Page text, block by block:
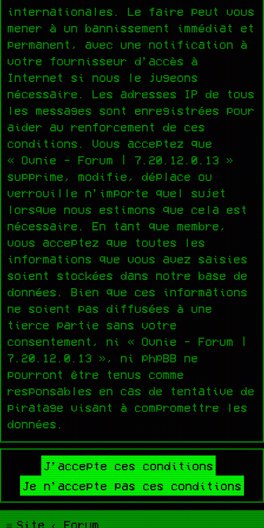
internationales. Le faire peut vous
mener à un bannissement immédiat et
permanent, avec une notification à
votre fournisseur d’accès à
Internet si nous le jugeons
nécessaire. Les adresses IP de tous
les messages sont enregistrées pour
aider au renforcement de ces
conditions. Vous acceptez que
« Ovnie - Forum | 7.20.12.0.13 »
supprime, modifie, déplace ou
verrouille n’importe quel sujet
lorsque nous estimons que cela est
nécessaire. En tant que membre,
vous acceptez que toutes les
informations que vous avez saisies
soient stockées dans notre base de
données. Bien que ces informations
ne soient pas diffusées à une
tierce partie sans votre
consentement, ni « Ovnie - Forum |
7.20.12.0.13 », ni phpBB ne
pourront être tenus comme
responsables en cas de tentative de
piratage visant à compromettre les
données.
Site Forum